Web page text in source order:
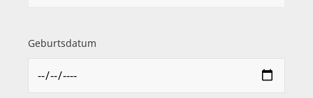
Geburtsdatum